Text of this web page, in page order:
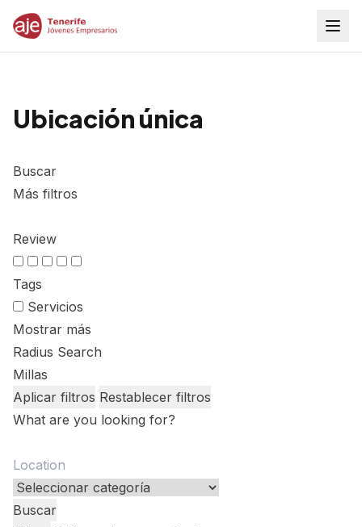
Ubicación única
Buscar
Más filtros
Review
Tags
Servicios
Mostrar más
Radius Search
Millas
Aplicar filtros Restablecer filtros
What are you looking for?
Buscar